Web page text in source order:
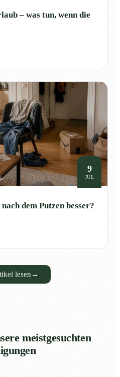
– was tun, wenn die
9
JUL
dem Putzen besser?
lesen →
meistgesuchten